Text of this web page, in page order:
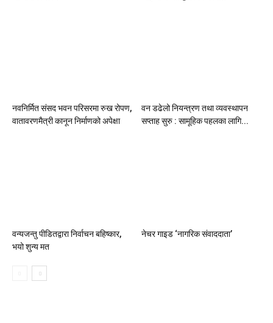
नवनिर्मित संसद भवन परिसरमा रुख रोपण,
वातावरणमैत्री कानून निर्माणको अपेक्षा
वन डढेलो नियन्त्रण तथा व्यवस्थापन
सप्ताह सुरु : सामूहिक पहलका लागि...
वन्यजन्तु पीडितद्वारा निर्वाचन बहिष्कार,
भयो शुन्य मत
नेचर गाइड ‘नागरिक संवाददाता’